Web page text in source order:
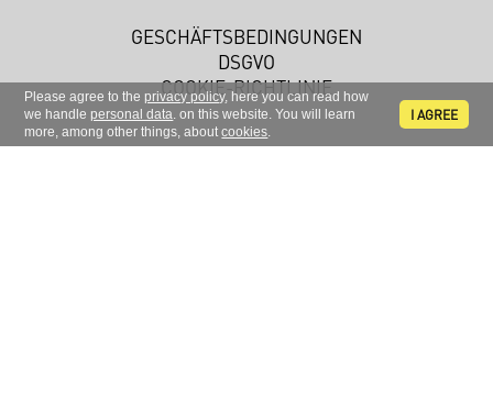
Please agree to theprivacy policy, here you can read how
we handlepersonal data. on this website. You will learn
more, among other things, aboutcookies.
I AGREE
GESCHÄFTSBEDINGUNGEN
DSGVO
COOKIE-RICHTLINIE